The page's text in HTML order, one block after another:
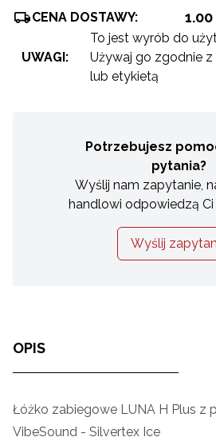
CENA DOSTAWY: 1.00
UWAGI:
To jest wyrób do
Używaj go zgodnie
lub etykietą
Potrzebujesz
pytania?
Wyślij nam zapytanie,
handlowi odpowiedzą
Wyślij
OPIS
Łóżko zabiegowe LUNA H Plus z
VibeSound - Silvertex Ice